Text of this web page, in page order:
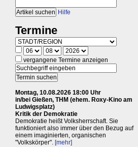
Hilfe
Termine
vergangene Termine anzeigen
Montag, 10.08.2026 18:00 Uhr
in/bei Gießen, THM (ehem. Roxy-Kino am
Ludwigsplatz)
Kritik der Demokratie
Demokratie heißt Volksherrschaft. Sie
funktioniert also immer über den Bezug auf
einem imaginierten, organischen
"Volkskörper". [mehr]